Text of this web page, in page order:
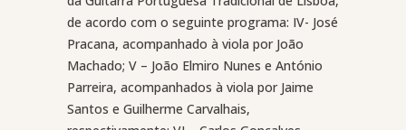
de acordo com o seguinte programa: IV- José
Pracana, acompanhado à viola por João
Machado; V – João Elmiro Nunes e António
Parreira, acompanhados à viola por Jaime
Santos e Guilherme Carvalhais,